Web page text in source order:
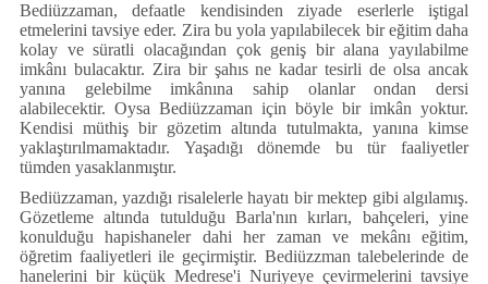
Bediüzzaman, defaatle kendisinden ziyade eserlerle iştigal
etmelerini tavsiye eder. Zira bu yola yapılabilecek bir eğitim daha
kolay ve süratli olacağından çok geniş bir alana yayılabilme
imkânı bulacaktır. Zira bir şahıs ne kadar tesirli de olsa ancak
yanına gelebilme imkânına sahip olanlar ondan dersi
alabilecektir. Oysa Bediüzzaman için böyle bir imkân yoktur.
Kendisi müthiş bir gözetim altında tutulmakta, yanına kimse
yaklaştırılmamaktadır. Yaşadığı dönemde bu tür faaliyetler
tümden yasaklanmıştır.
Bediüzzaman, yazdığı risalelerle hayatı bir mektep gibi algılamış.
Gözetleme altında tutulduğu Barla'nın kırları, bahçeleri, yine
konulduğu hapishaneler dahi her zaman ve mekânı eğitim,
öğretim faaliyetleri ile geçirmiştir. Bediüzzman talebelerinde de
hanelerini bir küçük Medrese'i Nuriyeye çevirmelerini tavsiye